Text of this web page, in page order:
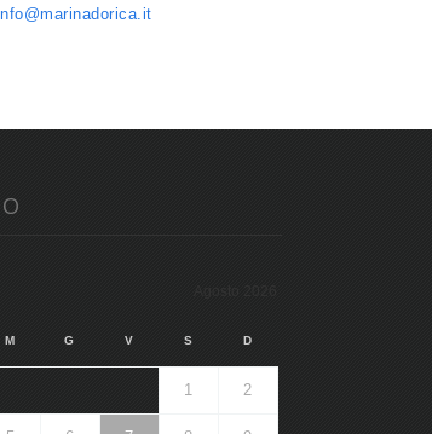
M G V S D
1 2